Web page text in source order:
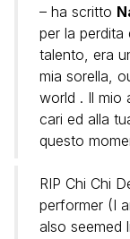
– ha scritto
per la perdita
talento, era
mia sorella,
world . Il mio
cari ed alla
questo
RIP Chi Chi
performer (I
also seemed